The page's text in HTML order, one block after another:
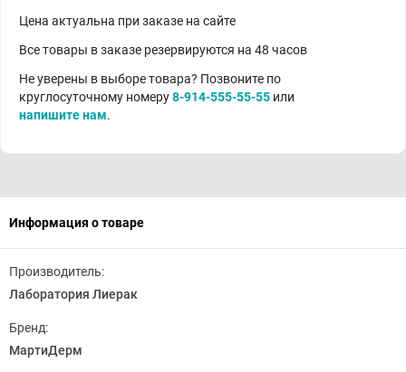
Цена актуальна при заказе на сайте
Все товары в заказе резервируются на 48 часов
Не уверены в выборе товара? Позвоните по
круглосуточному номеру8-914-555-55-55 или
напишите нам.
Информация о товаре
Производитель:
Лаборатория Лиерак
Бренд:
МартиДерм